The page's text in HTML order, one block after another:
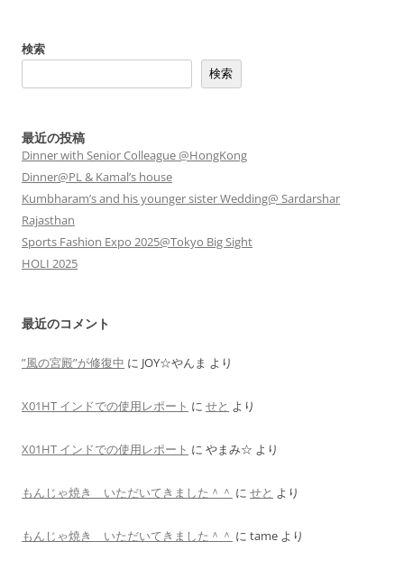
ゲ
ー
ョ
ン
検索
検索
最近の投稿
Dinner with Senior Colleague @HongKong
Dinner@PL & Kamal’s house
Kumbharam’s and his younger sister Wedding@ Sardarshar
Rajasthan
Sports Fashion Expo 2025@Tokyo Big Sight
HOLI 2025
最近のコメント
”風の宮殿”が修復中 に JOY☆やんま より
X01HT インドでの使用レポート に せと より
X01HT インドでの使用レポート に やまみ☆ より
もんじゃ焼き いただいてきました＾＾ に せと より
もんじゃ焼き いただいてきました＾＾ に tame より